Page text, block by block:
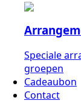
Speciale
groepen
Cadeaubon
Contact